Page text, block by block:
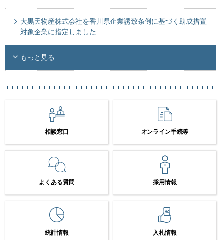
大黒天物産株式会社を香川県企業誘致条例に基づく助成措置
対象企業に指定しました
もっと見る
相談窓口 オンライン手続等
よくある質問 採用情報
統計情報 入札情報